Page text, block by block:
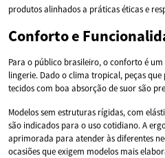
produtos alinhados a práticas éticas e
Conforto e
Para o público brasileiro, o conforto é
lingerie. Dado o clima tropical, peças
tecidos com boa absorção de suor são
Modelos sem estruturas rígidas, com
são indicados para o uso cotidiano. A
aprimorada para atender às diferentes
ocasiões que exigem modelos mais